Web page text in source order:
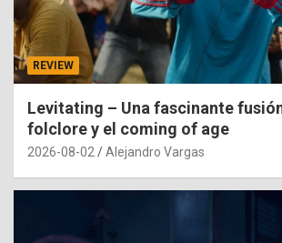
REVIEW
Levitating – Una fascinante
folclore y el coming of age
2026-08-02 Alejandro Vargas